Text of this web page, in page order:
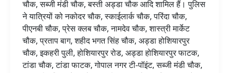
चौक, सब्जी मंडी चौक, बस्ती अड्डा चौक आदि शामिल हैं। पुलिस
ने यात्रियों को नकोदर चौक, स्काईलार्क चौक, परिंदा चौक,
पीएनबी चौक, प्रेस क्लब चौक, नामदेव चौक, शास्त्री मार्केट
चौक, प्रताप बाग, शहीद भगत सिंह चौक, अड्डा होशियारपुर
चौक, इकहरी पुली, होशियारपुर रोड, अड्डा होशियारपुर फाटक,
टांडा चौक, टांडा फाटक, गोपाल नगर टी-पॉइंट, सब्जी मंडी चौक,